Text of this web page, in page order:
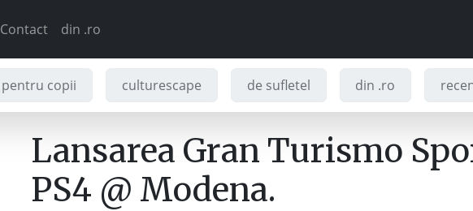
Contact din .ro
pentru copii culturescape de sufletel din .ro
Lansarea Gran Turismo
PS4 @ Modena.